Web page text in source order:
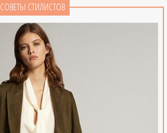
СОВЕТЫ СТИЛИСТОВ